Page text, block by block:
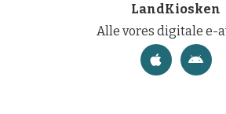
LandKiosken
Alle vores digitale e-